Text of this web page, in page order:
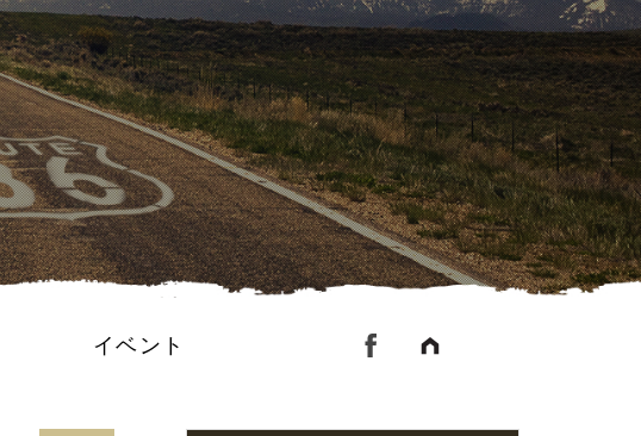
イベント